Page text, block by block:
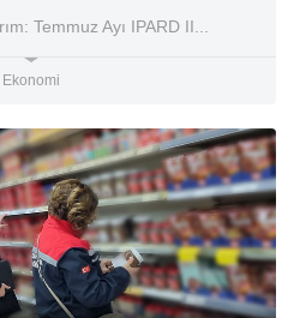
Temmuz Ayı IPARD II...
Ekonomi